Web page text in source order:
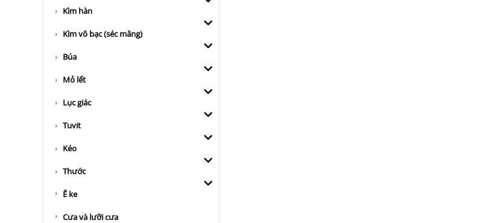
Kìm hàn
Kìm vô bạc (séc măng)
Búa
Mỏ lết
Lục giác
Tuvit
Kéo
Thước
Ê ke
Cưa và lưỡi cưa